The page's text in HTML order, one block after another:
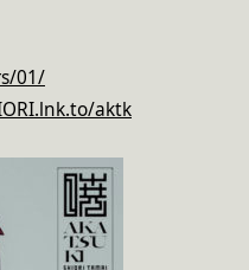
01/
aktk